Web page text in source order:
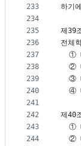
233
234
235
236
237
238
239
240
241
242
243
244
하기
제39
전체
①
②
③
④
제40
①
②